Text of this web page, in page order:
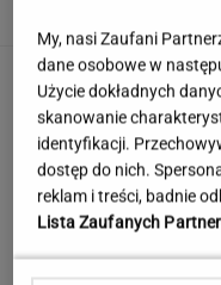
My, nasi Zaufani
dane osobowe w
Użycie dokładnych
skanowanie
identyfikacji.
dostęp do nich.
reklam i treści, badnie
Lista Zaufanych